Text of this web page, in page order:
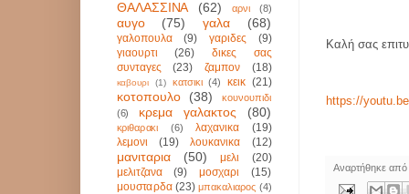
Καλή σας
https://
Αναρτήθηκε
ΘΑΛΑΣΣΙΝΑ
(62) αρνι (8)
αυγο (75) γαλα (68)
γαλοπουλα (9) γαριδες
(9)
γιαουρτι
(26)
δικες σας
συνταγες
(23) ζαμπον (18)
καβουρι (1) κατσικι (4) κεικ (21)
κοτοπουλο (38)
κουνουπιδι
(6)
κρεμα γαλακτος (80)
κριθαρακι (6) λαχανικα
(19)
λεμονι
(19) λουκανικα (12)
μανιταρια (50) μελι
(20)
μελιτζανα
(9) μοσχαρι
(15)
μουσταρδα (23) μπακαλιαρος (4)